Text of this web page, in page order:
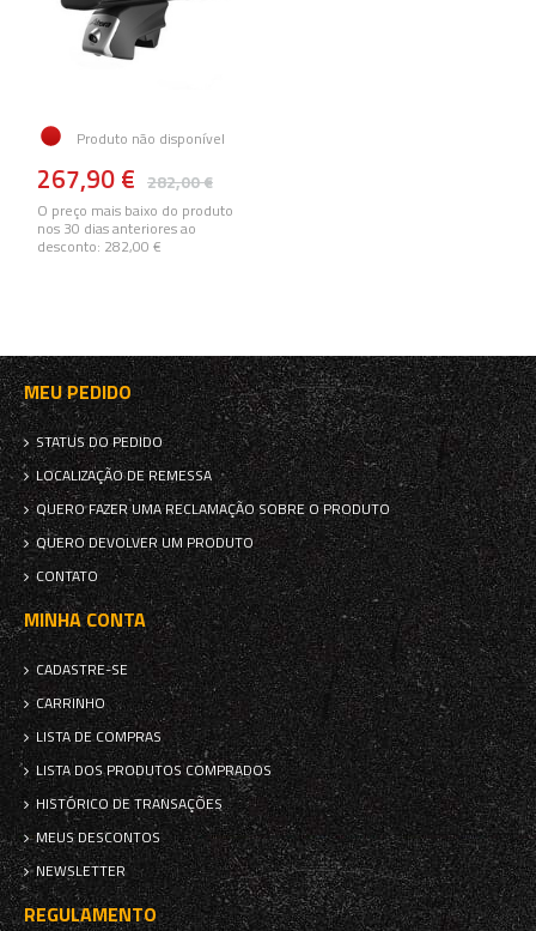
Produto não disponível
282,00 €
267,90 €
O preço mais baixo do produto
nos 30 dias anteriores ao
desconto: 282,00 €
MEU PEDIDO
STATUS DO PEDIDO
LOCALIZAÇÃO DE REMESSA
QUERO FAZER UMA RECLAMAÇÃO SOBRE O PRODUTO
QUERO DEVOLVER UM PRODUTO
CONTATO
MINHA CONTA
CADASTRE-SE
CARRINHO
LISTA DE COMPRAS
LISTA DOS PRODUTOS COMPRADOS
HISTÓRICO DE TRANSAÇÕES
MEUS DESCONTOS
NEWSLETTER
REGULAMENTO